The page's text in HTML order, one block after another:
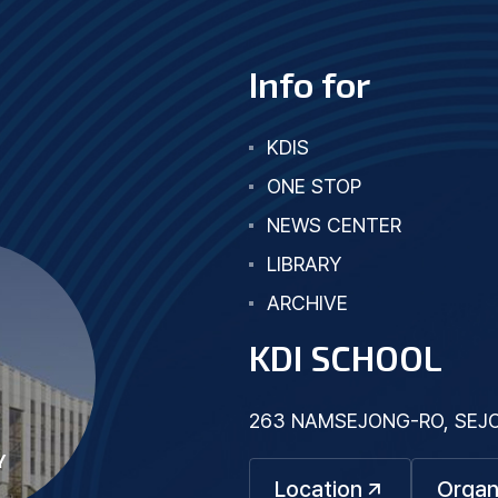
Info for
KDIS
ONE STOP
NEWS CENTER
LIBRARY
ARCHIVE
KDI SCHOOL
263 NAMSEJONG-RO,
Location